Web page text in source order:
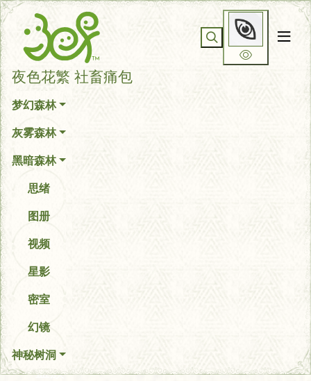
你无法看到我
夜色花繁 社畜痛包
梦幻森林
灰雾森林
黑暗森林
思绪
图册
视频
星影
密室
幻镜
神秘树洞热门藏品
血族